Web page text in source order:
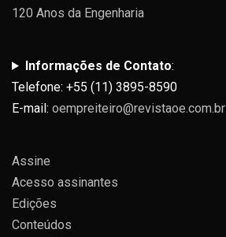
120 Anos da Engenharia
Informações de Contato:
Telefone: +55 (11) 3895-8590
E-mail: oempreiteiro@revistaoe.com.br
Assine
Acesso assinantes
Edições
Conteúdos